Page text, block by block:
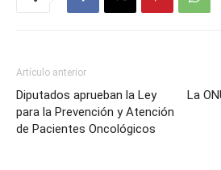
Artículo anterior
Diputados aprueban la Ley
para la Prevención y Atención
de Pacientes Oncológicos
La